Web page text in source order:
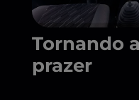
Tornando
prazer